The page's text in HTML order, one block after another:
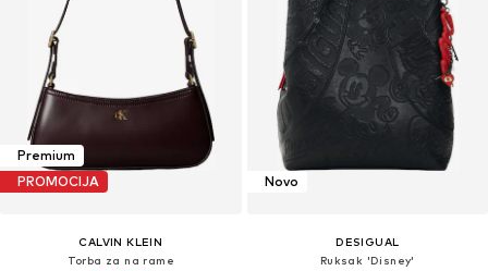
Premium
PROMOCIJA
CALVIN KLEIN
Torba za na rame
Novo
DESIGUAL
Ruksak 'Disney'